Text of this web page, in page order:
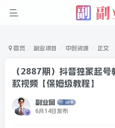
首页 副业项目 中创资源 正文
（2887期）抖音独家起
款视频【保姆级教程】
副业网
6月14日发布